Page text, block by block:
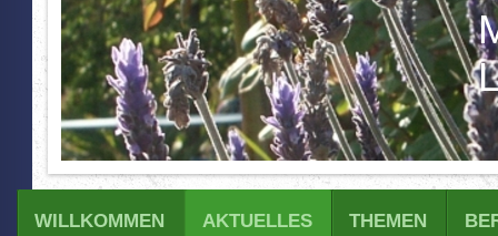
WILLKOMMEN AKTUELLES THEMEN